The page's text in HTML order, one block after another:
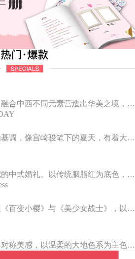
一场特别的新中式婚礼，融合中西不同元素营造出华美之境，有庄严浪漫的西式证婚，也有含蓄深情的中式感恩，从古典到现代，从前世到今生，爱，隽永铭刻。
整场婚礼以清爽夏日感为基调，像宫崎骏笔下的夏天，有着大朵大朵像棉花糖似的白云，有蔚蓝蔚蓝的天空和青绿青绿的草地，有着童话世界里干净纯洁的美好，有着日系画风下的治愈感。
一款国风韵味，撞色搭配的中式婚礼。以传统胭脂红为底色，黛蓝色花鸟点缀其中，热情的红色和低调的古风书画色相辅相成。
灵感来源于90后经典动漫《百变小樱》与《美少女战士》，以柔美梦幻的马卡龙色系为主色调，融合精灵萌宠与星星魔法阵等元素，为遗落凡间的公主搭建一个召唤王子的舞台。
灵感来源于几何线条的不对称美感，以温柔的大地色系为主色调，空间上，利用几何线条进行完美切割，配以柔和色系的花艺点缀，构造了一个温馨柔和、清新复古的空间。